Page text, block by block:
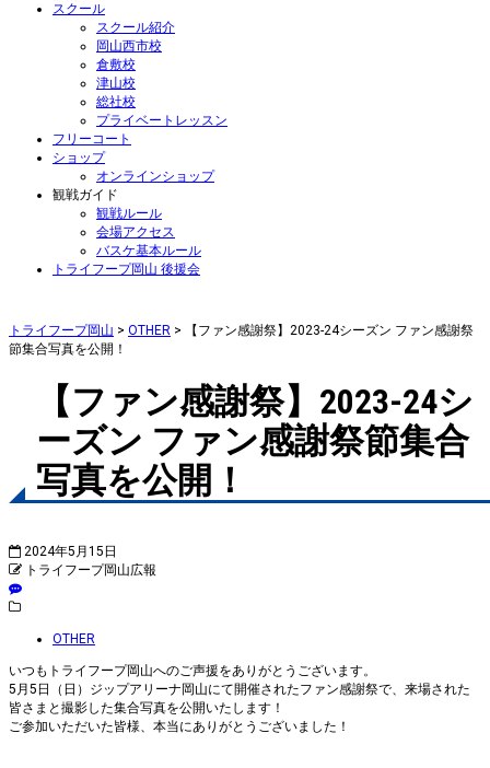
スクール
スクール紹介
岡山西市校
倉敷校
津山校
総社校
プライベートレッスン
フリーコート
ショップ
オンラインショップ
観戦ガイド
観戦ルール
会場アクセス
バスケ基本ルール
トライフープ岡山 後援会
トライフープ岡山 > OTHER >
【ファン感謝祭】2023-24シーズン ファン感謝祭
節集合写真を公開！
【ファン感謝祭】2023-24シ
ーズン ファン感謝祭節集合
写真を公開！
2024年5月15日
トライフープ岡山広報
OTHER
いつもトライフープ岡山へのご声援をありがとうございます。
5月5日（日）ジップアリーナ岡山にて開催されたファン感謝祭で、来場された
皆さまと撮影した集合写真を公開いたします！
ご参加いただいた皆様、本当にありがとうございました！